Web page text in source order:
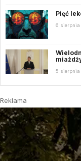
Pięć
6 sierpnia
5 sierpnia
Reklama